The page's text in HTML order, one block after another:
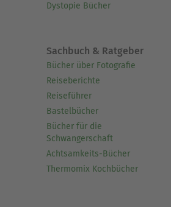
Dystopie Bücher
Sachbuch & Ratgeber
Bücher über Fotografie
Reiseberichte
Reiseführer
Bastelbücher
Bücher für die
Schwangerschaft
Achtsamkeits-Bücher
Thermomix Kochbücher